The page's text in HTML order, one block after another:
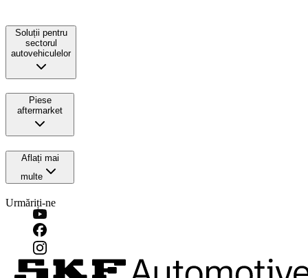
Soluții pentru
sectorul
autovehiculelor
Piese
aftermarket
Aflați mai
multe
Urmăriți-ne